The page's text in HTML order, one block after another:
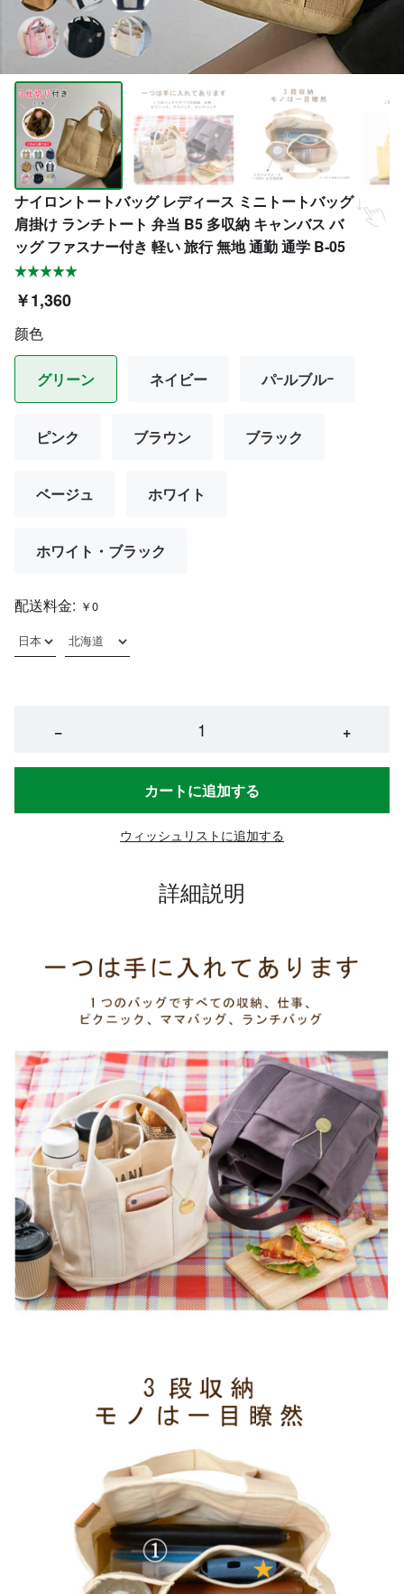
ナイロントートバッグ レディース ミニトートバッグ
肩掛け ランチトート 弁当 B5 多収納 キャンバス バ
ッグ ファスナー付き 軽い 旅行 無地 通勤 通学 B-05
￥1,360
颜色
グリーン ネイビー パｰルブルｰ
ピンク ブラウン ブラック
ベージュ ホワイト
ホワイト・ブラック
配送料金: ￥0
− +
カートに追加する
ウィッシュリストに追加する
詳細説明